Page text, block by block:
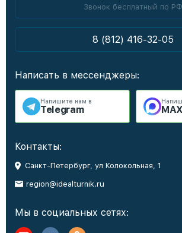
Звонок бесплатный по РФ
8 (812) 416-32-05
Написать в мессенджеры:
Напишите нам в
Telegram MAX
Контакты:
Санкт-Петербург, ул Колокольная, 1
region@idealturnik.ru
Мы в социальных сетях: